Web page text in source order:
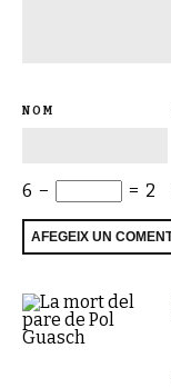
NOM
6 − = 2